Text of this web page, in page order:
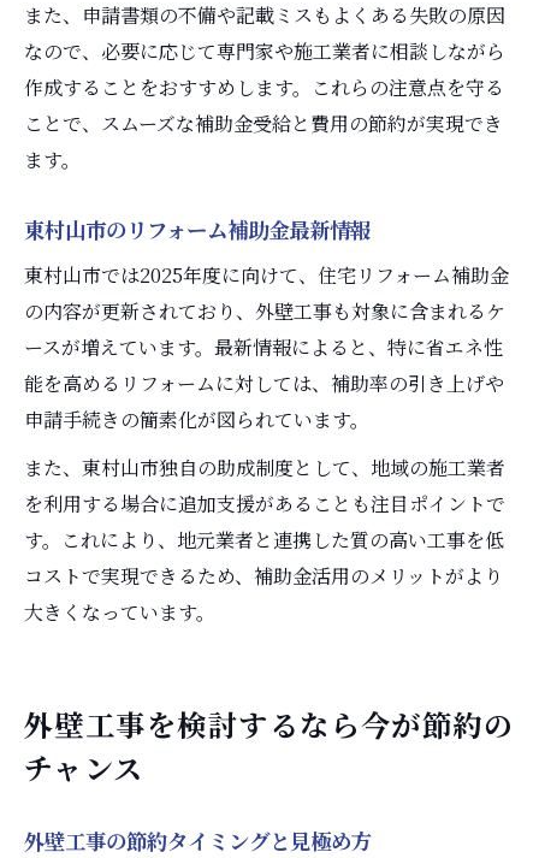
また、申請書類の不備や記載ミスもよくある失敗の原因
なので、必要に応じて専門家や施工業者に相談しながら
作成することをおすすめします。これらの注意点を守る
ことで、スムーズな補助金受給と費用の節約が実現でき
ます。
東村山市のリフォーム補助金最新情報
東村山市では2025年度に向けて、住宅リフォーム補助金
の内容が更新されており、外壁工事も対象に含まれるケ
ースが増えています。最新情報によると、特に省エネ性
能を高めるリフォームに対しては、補助率の引き上げや
申請手続きの簡素化が図られています。
また、東村山市独自の助成制度として、地域の施工業者
を利用する場合に追加支援があることも注目ポイントで
す。これにより、地元業者と連携した質の高い工事を低
コストで実現できるため、補助金活用のメリットがより
大きくなっています。
外壁工事を検討するなら今が節約の
チャンス
外壁工事の節約タイミングと見極め方